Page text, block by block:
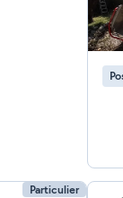
Particulier